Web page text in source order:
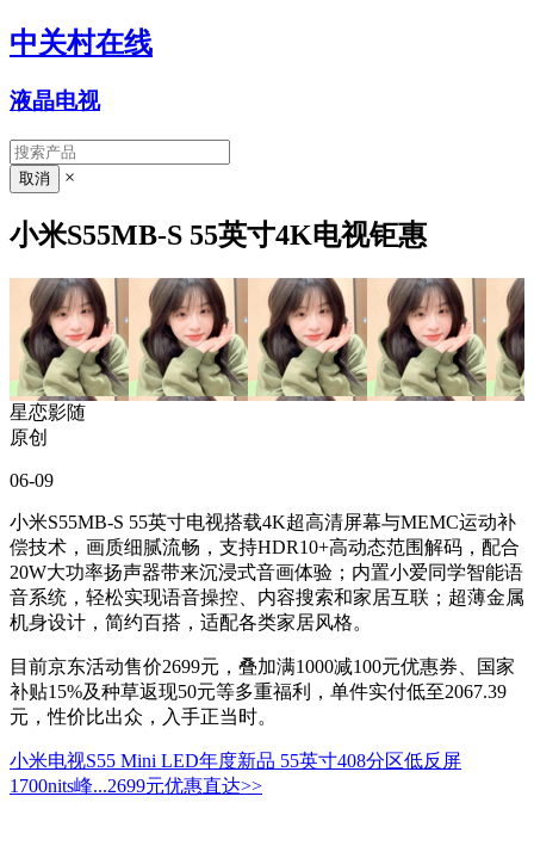
中关村在线
液晶电视
×
小米S55MB-S 55英寸4K电视钜惠
星恋影随
原创
06-09
小米S55MB-S 55英寸电视搭载4K超高清屏幕与MEMC运动补
偿技术，画质细腻流畅，支持HDR10+高动态范围解码，配合
20W大功率扬声器带来沉浸式音画体验；内置小爱同学智能语
音系统，轻松实现语音操控、内容搜索和家居互联；超薄金属
机身设计，简约百搭，适配各类家居风格。
目前京东活动售价2699元，叠加满1000减100元优惠券、国家
补贴15%及种草返现50元等多重福利，单件实付低至2067.39
元，性价比出众，入手正当时。
小米电视S55 Mini LED年度新品 55英寸408分区低反屏
1700nits峰...2699元优惠直达>>